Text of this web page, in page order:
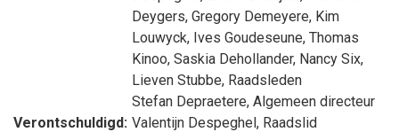
Deygers, Gregory Demeyere, Kim
Louwyck, Ives Goudeseune, Thomas
Kinoo, Saskia Dehollander, Nancy Six,
Lieven Stubbe, Raadsleden
Stefan Depraetere, Algemeen directeur
Verontschuldigd: Valentijn Despeghel, Raadslid